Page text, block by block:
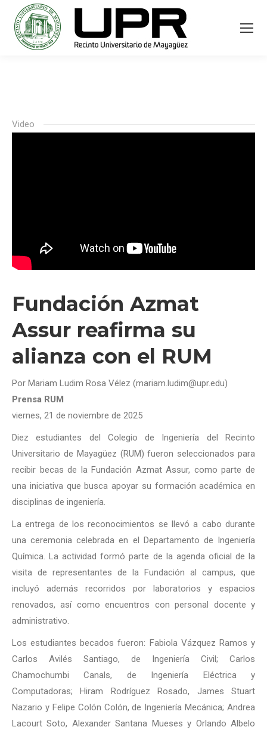
Video
Fundación Azmat
Assur reafirma su
alianza con el RUM
Por Mariam Ludim Rosa Vélez (mariam.ludim@upr.edu)
Prensa RUM
viernes, 21 de noviembre de 2025
Diez estudiantes del Colegio de Ingeniería del Recinto
Universitario de Mayagüez (RUM) fueron seleccionados para
recibir becas de la Fundación Azmat Assur, como parte de
una iniciativa que busca apoyar su formación académica en
disciplinas de ingeniería.
La entrega de los reconocimientos se llevó a cabo durante
una ceremonia celebrada en el Departamento de Ingeniería
Química. La actividad formó parte de la agenda oficial de la
visita de representantes de la Fundación al campus, que
incluyó además recorridos por laboratorios y espacios
renovados, así como encuentros con personal docente y
administrativo.
Los estudiantes becados fueron: Fabiola Vázquez Ramos y
Carlos Avilés Santiago, de Ingeniería Civil; Carlos
Chamochumbi Canals, de Ingeniería Eléctrica y
Computadoras; Hiram Rodríguez Rosado, James Stuart
Nazario y Felipe Colón Colón, de Ingeniería Mecánica; Andrea
Lacourt Soto, Alexander Santana Mueses y Orlando Albelo